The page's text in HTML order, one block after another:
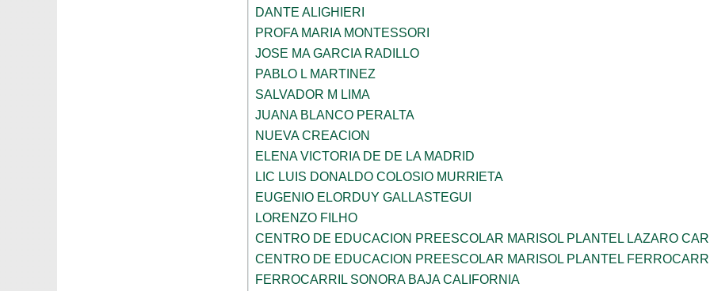
DANTE ALIGHIERI
PROFA MARIA MONTESSORI
JOSE MA GARCIA RADILLO
PABLO L MARTINEZ
SALVADOR M LIMA
JUANA BLANCO PERALTA
NUEVA CREACION
ELENA VICTORIA DE DE LA MADRID
LIC LUIS DONALDO COLOSIO MURRIETA
EUGENIO ELORDUY GALLASTEGUI
LORENZO FILHO
CENTRO DE EDUCACION PREESCOLAR MARISOL PLANTEL LAZARO
CENTRO DE EDUCACION PREESCOLAR MARISOL PLANTEL
FERROCARRIL SONORA BAJA CALIFORNIA